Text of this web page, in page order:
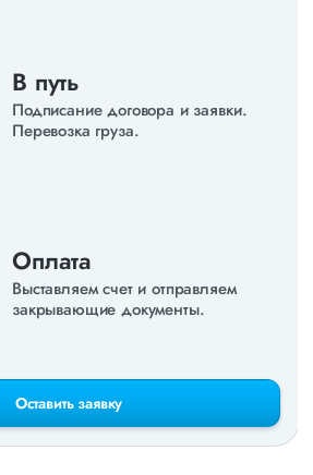
В путь
Подписание договора и заявки.
Перевозка груза.
Оплата
Выставляем счет и отправляем
закрывающие документы.
Оставить заявку